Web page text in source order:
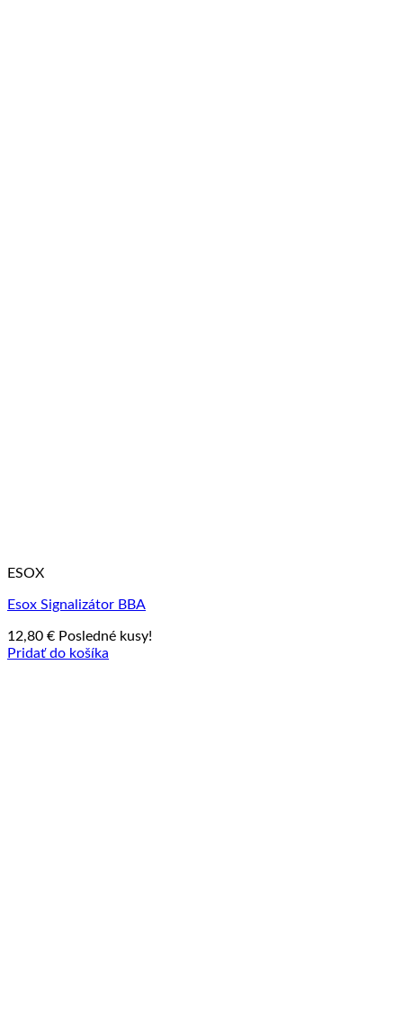
ESOX
Esox Signalizátor BBA
12,80 € Posledné kusy!
Pridať do košíka